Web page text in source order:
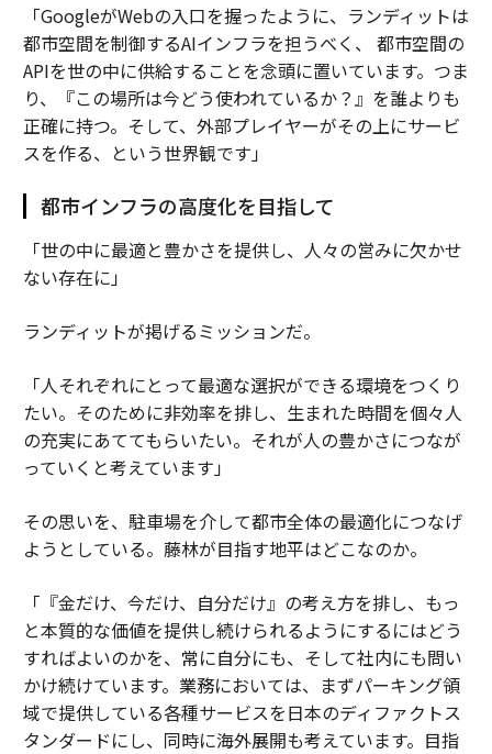
「GoogleがWebの入口を握ったように、ランディットは
都市空間を制御するAIインフラを担うべく、 都市空間の
APIを世の中に供給することを念頭に置いています。つま
り、『この場所は今どう使われているか？』を誰よりも
正確に持つ。そして、外部プレイヤーがその上にサービ
スを作る、という世界観です」
都市インフラの高度化を目指して
「世の中に最適と豊かさを提供し、人々の営みに欠かせ
ない存在に」
ランディットが掲げるミッションだ。
「人それぞれにとって最適な選択ができる環境をつくり
たい。そのために非効率を排し、生まれた時間を個々人
の充実にあててもらいたい。それが人の豊かさにつなが
っていくと考えています」
その思いを、駐車場を介して都市全体の最適化につなげ
ようとしている。藤林が目指す地平はどこなのか。
「『金だけ、今だけ、自分だけ』の考え方を排し、もっ
と本質的な価値を提供し続けられるようにするにはどう
すればよいのかを、常に自分にも、そして社内にも問い
かけ続けています。業務においては、まずパーキング領
域で提供している各種サービスを日本のディファクトス
タンダードにし、同時に海外展開も考えています。目指